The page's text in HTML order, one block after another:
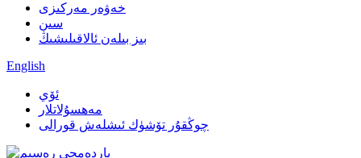
خەۋەر مەركىزى
سىن
بىز بىلەن ئالاقىلىشىڭ
English
ئۆي
مەھسۇلاتلار
چوڭقۇر تۆشۈك ئىشلەش قورالى